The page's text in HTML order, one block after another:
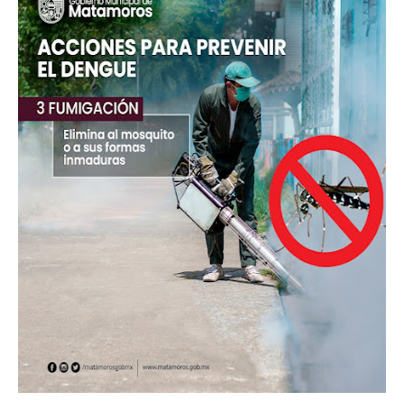
Martes en Tu Colonia Renovado acerca servicios y atención directa a
familias de Matamoros
La ONU publica Segundo Informe Subnacional de Tamaulipas
Disney reconoce a nivel mundial talento de estudiante de la UAT
Ayuntamiento entrega apoyos del programa "Ruta Segura,
la Educación"
Sabado, 8 Agosto